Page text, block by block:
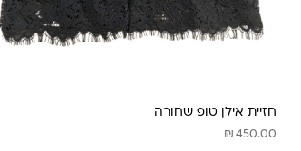
חזיית אילן טופ שחורה
₪ 450.00